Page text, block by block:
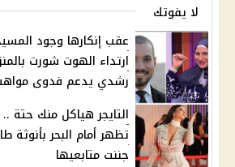
لا يفوتك
عقب إنكارها وجود
ارتداء الهوت شورت
رشدي يدعم فدوى
التايجر هياكل منك حتة
تظهر أمام البحر بأنوثة
جننت متابعيها